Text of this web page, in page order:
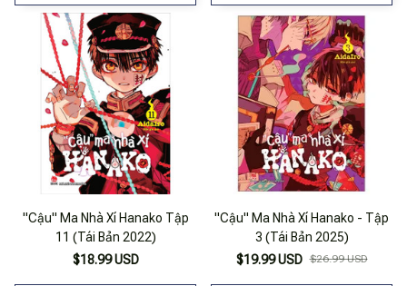
"Cậu" Ma Nhà Xí Hanako Tập
11 (Tái Bản 2022)
$18.99 USD
"Cậu" Ma Nhà Xí Hanako - Tập
3 (Tái Bản 2025)
$19.99 USD $26.99 USD